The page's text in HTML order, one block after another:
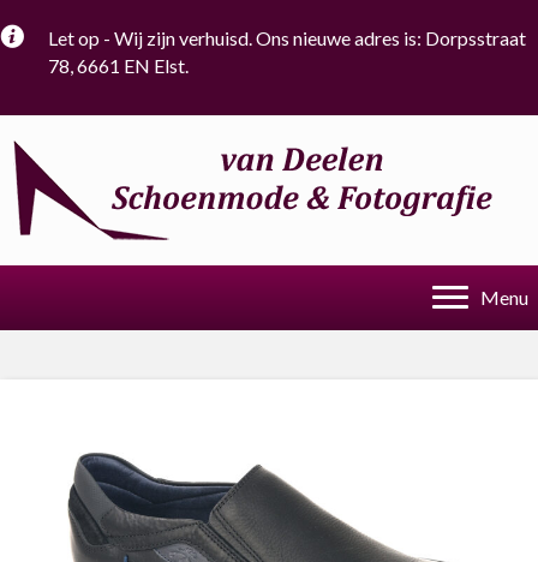
Let op - Wij zijn verhuisd. Ons nieuwe adres is: Dorpsstraat
78, 6661 EN Elst.
Menu